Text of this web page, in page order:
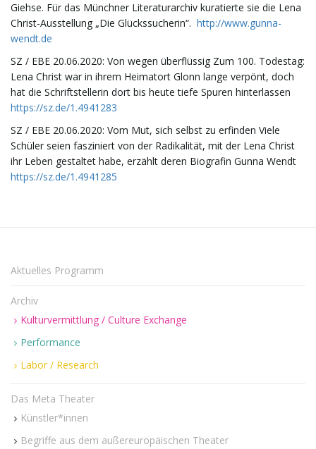
i
g
Giehse. Für das Münchner Literaturarchiv kuratierte sie die Lena
Christ-Ausstellung „Die Glückssucherin“. http://www.gunna-
wendt.de
SZ / EBE 20.06.2020: Von wegen überflüssig Zum 100. Todestag:
Lena Christ war in ihrem Heimatort Glonn lange verpönt, doch
hat die Schriftstellerin dort bis heute tiefe Spuren hinterlassen
https://sz.de/1.4941283
SZ / EBE 20.06.2020: Vom Mut, sich selbst zu erfinden Viele
Schüler seien fasziniert von der Radikalität, mit der Lena Christ
ihr Leben gestaltet habe, erzählt deren Biografin Gunna Wendt
https://sz.de/1.4941285
Aktuelles Programm
Archiv
Kulturvermittlung / Culture Exchange
Performance
Labor / Research
Das Meta Theater
Künstler*innen
Begriffe aus dem außereuropäischen Theater